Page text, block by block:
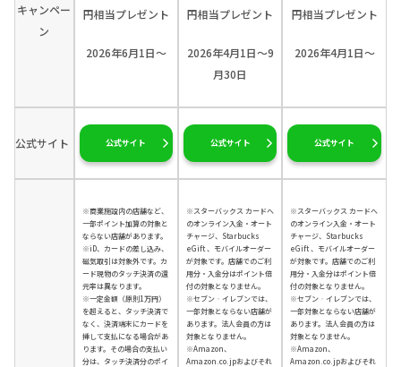
キャンペー
ン
円相当プレゼント
2026年6月1日～
円相当プレゼント
2026年4月1日～9
月30日
円相当プレゼント
2026年4月1日～
公式サイト 公式サイト 公式サイト 公式サイト
※商業施設内の店舗など、
一部ポイント加算の対象と
ならない店舗があります。
※iD、カードの差し込み、
磁気取引は対象外です。カ
ード現物のタッチ決済の還
元率は異なります。
※一定金額（原則1万円）
を超えると、タッチ決済で
なく、決済端末にカードを
挿して支払になる場合があ
ります。その場合の支払い
分は、タッチ決済分のポイ
※スターバックス カードへ
のオンライン入金・オート
チャージ、Starbucks
eGift 、モバイルオーダー
が対象です。店舗でのご利
用分・入金分はポイント倍
付の対象となりません。
※セブン‐イレブンでは、
一部対象とならない店舗が
あります。法人会員の方は
対象となりません。
※Amazon、
Amazon.co.jpおよびそれ
※スターバックス カードへ
のオンライン入金・オート
チャージ、Starbucks
eGift 、モバイルオーダー
が対象です。店舗でのご利
用分・入金分はポイント倍
付の対象となりません。
※セブン‐イレブンでは、
一部対象とならない店舗が
あります。法人会員の方は
対象となりません。
※Amazon、
Amazon.co.jpおよびそれ